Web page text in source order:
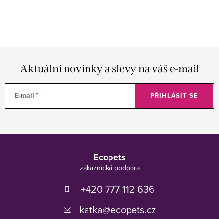
Aktuální novinky a slevy na váš e-mail
E-mail PŘIHLÁSIT SE
Ecopets
+420 777 112 636
katka@ecopets.cz